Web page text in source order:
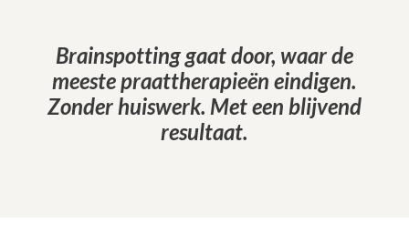
Brainspotting gaat door, waar de
meeste praattherapieën eindigen.
Zonder huiswerk. Met een blijvend
resultaat.